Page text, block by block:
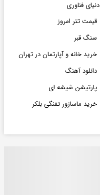
دنیای فناوری
قیمت تتر امروز
سنگ قبر
خرید خانه و آپارتمان در تهران
دانلود آهنگ
پارتیشن شیشه ای
خرید ماساژور تفنگی بلکر